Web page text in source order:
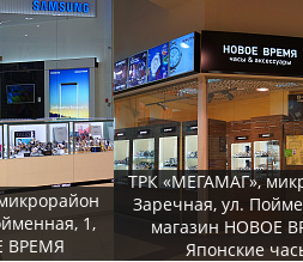
1,
ВРЕМЯ
ТРК «МЕГАМАГ»,
Заречная, ул.
магазин НОВОЕ
Японские